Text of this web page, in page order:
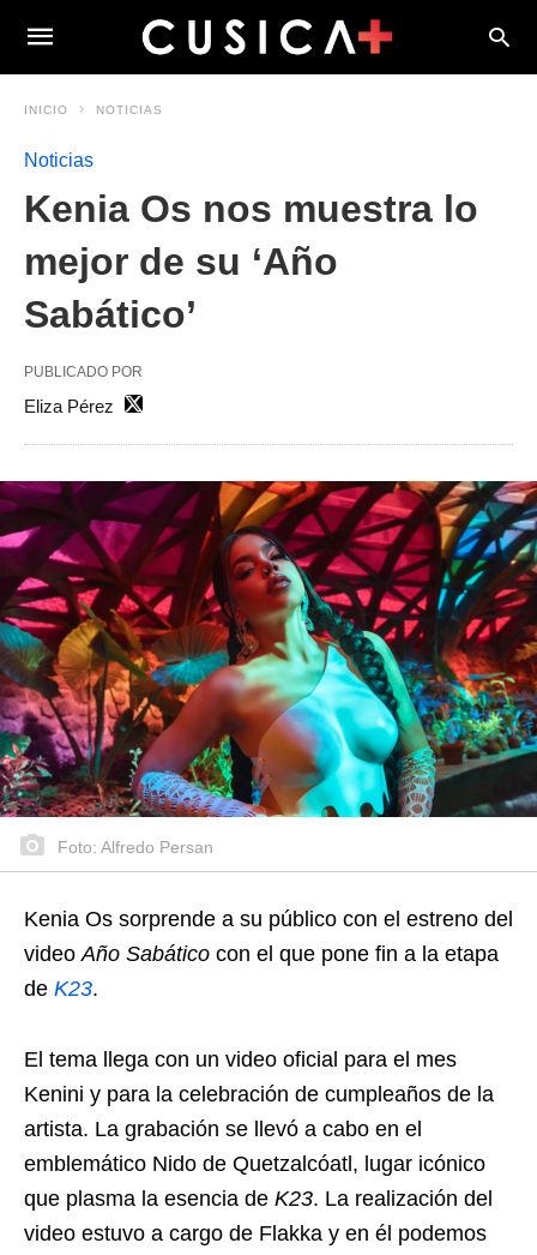
INICIO NOTICIAS
Noticias
Kenia Os nos muestra lo
mejor de su ‘Año
Sabático’
PUBLICADO POR
Eliza Pérez
Foto: Alfredo Persan
Kenia Os sorprende a su público con el estreno del
videoAño Sabático con el que pone fin a la etapa
de K23.
El tema llega con un video oficial para el mes
Kenini y para la celebración de cumpleaños de la
artista. La grabación se llevó a cabo en el
emblemático Nido de Quetzalcóatl, lugar icónico
que plasma la esencia de K23. La realización del
video estuvo a cargo de Flakka y en él podemos